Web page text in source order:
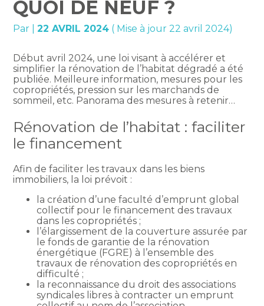
QUOI DE NEUF ?
Par |22 AVRIL 2024 ( Mise à jour 22 avril 2024)
Début avril 2024, une loi visant à accélérer et
simplifier la rénovation de l’habitat dégradé a été
publiée. Meilleure information, mesures pour les
copropriétés, pression sur les marchands de
sommeil, etc. Panorama des mesures à retenir…
Rénovation de l’habitat : faciliter
le financement
Afin de faciliter les travaux dans les biens
immobiliers, la loi prévoit :
la création d’une faculté d’emprunt global
collectif pour le financement des travaux
dans les copropriétés ;
l’élargissement de la couverture assurée par
le fonds de garantie de la rénovation
énergétique (FGRE) à l’ensemble des
travaux de rénovation des copropriétés en
difficulté ;
la reconnaissance du droit des associations
syndicales libres à contracter un emprunt